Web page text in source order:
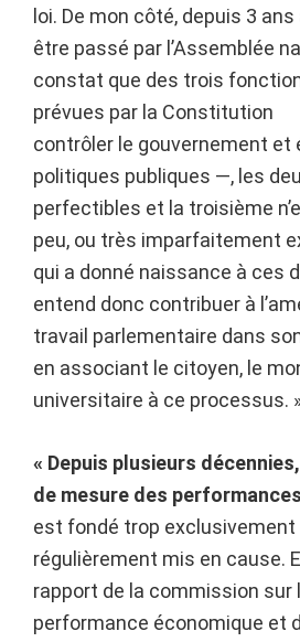
loi. De mon côté, depuis 3
être passé par l’Assemblée
constat que des trois
prévues par la Constitution
contrôler le gouvernement et
politiques publiques —, les
perfectibles et la troisième
peu, ou très imparfaitement
qui a donné naissance à ces
entend donc contribuer à
travail parlementaire dans
en associant le citoyen, le
universitaire à ce processus.
« Depuis plusieurs
de mesure des
est fondé trop exclusivement
régulièrement mis en cause.
rapport de la commission sur
performance économique et